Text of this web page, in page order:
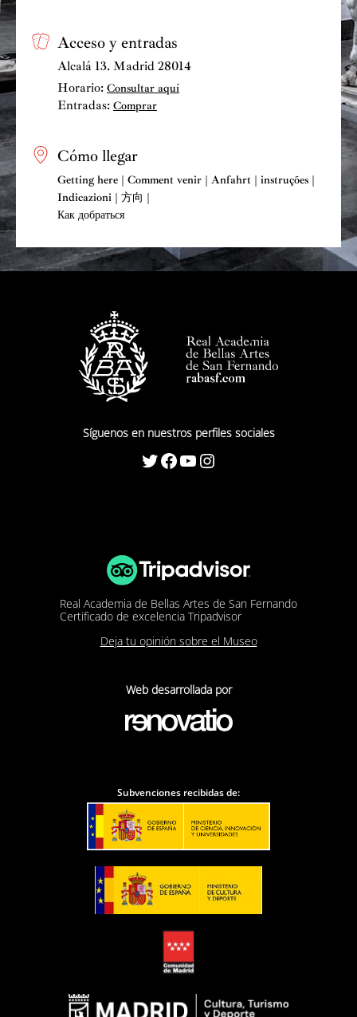
Acceso y entradas
Alcalá 13. Madrid 28014
Horario: Consultar aquí
Entradas: Comprar
Cómo llegar
Getting here | Comment venir | Anfahrt | instruções |
Indicazioni | 方向 |
Как добраться
Síguenos en nuestros perfiles sociales
Twitter Facebook YouTube Instagram
Real Academia de Bellas Artes de San Fernando
Certificado de excelencia Tripadvisor
Deja tu opinión sobre el Museo
Web desarrollada por
Subvenciones recibidas de: